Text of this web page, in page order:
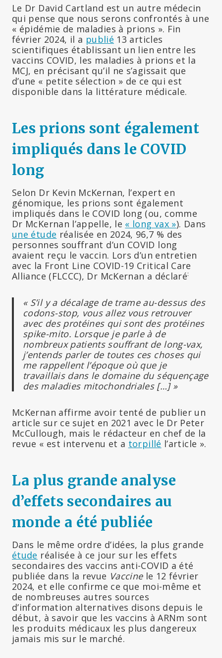
Le Dr David Cartland est un autre médecin
qui pense que nous serons confrontés à une
« épidémie de maladies à prions ». Fin
février 2024, il a publié 13 articles
scientifiques établissant un lien entre les
vaccins COVID, les maladies à prions et la
MCJ, en précisant qu’il ne s’agissait que
d’une « petite sélection » de ce qui est
disponible dans la littérature médicale.
Les prions sont également
impliqués dans le COVID
long
Selon Dr Kevin McKernan, l’expert en
génomique, les prions sont également
impliqués dans le COVID long (ou, comme
Dr McKernan l’appelle, le « long vax »). Dans
une étude réalisée en 2024, 96,7 % des
personnes souffrant d’un COVID long
avaient reçu le vaccin. Lors d’un entretien
avec la Front Line COVID-19 Critical Care
Alliance (FLCCC), Dr McKernan a déclaré:
« S’il y a décalage de trame au-dessus des
codons-stop, vous allez vous retrouver
avec des protéines qui sont des protéines
spike-mito. Lorsque je parle à de
nombreux patients souffrant de long-vax,
j’entends parler de toutes ces choses qui
me rappellent l’époque où que je
travaillais dans le domaine du séquençage
des maladies mitochondriales […] »
McKernan affirme avoir tenté de publier un
article sur ce sujet en 2021 avec le Dr Peter
McCullough, mais le rédacteur en chef de la
revue « est intervenu et a torpillé l’article ».
La plus grande analyse
d’effets secondaires au
monde a été publiée
Dans le même ordre d’idées, la plus grande
étude réalisée à ce jour sur les effets
secondaires des vaccins anti-COVID a été
publiée dans la revue Vaccinele 12 février
2024, et elle confirme ce que moi-même et
de nombreuses autres sources
d’information alternatives disons depuis le
début, à savoir que les vaccins à ARNm sont
les produits médicaux les plus dangereux
jamais mis sur le marché.